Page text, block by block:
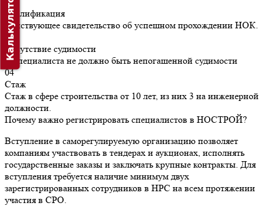
Квалификация
Действующее свидетельство об успешном прохождении НОК.
03
Отсутствие судимости
У специалиста не должно быть непогашенной судимости
04
Стаж
Стаж в сфере строительства от 10 лет, из них 3 на инженерной
должности.
Почему важно регистрировать специалистов в НОСТРОЙ?
Вступление в саморегулируемую организацию позволяет
компаниям участвовать в тендерах и аукционах, исполнять
государственные заказы и заключать крупные контракты. Для
вступления требуется наличие минимум двух
зарегистрированных сотрудников в НРС на всем протяжении
участия в СРО.
Калькулятор